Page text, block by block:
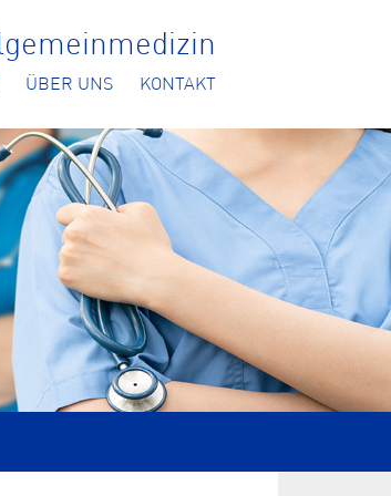
ÜBER UNS KONTAKT